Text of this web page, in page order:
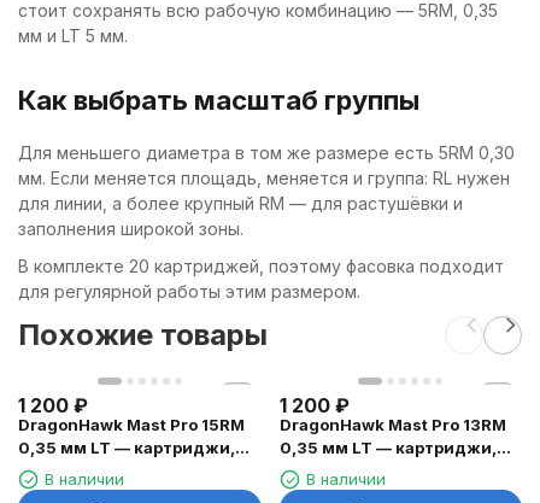
стоит сохранять всю рабочую комбинацию — 5RM, 0,35
мм и LT 5 мм.
Как выбрать масштаб группы
Для меньшего диаметра в том же размере есть 5RM 0,30
мм. Если меняется площадь, меняется и группа: RL нужен
для линии, а более крупный RM — для растушёвки и
заполнения широкой зоны.
В комплекте 20 картриджей, поэтому фасовка подходит
для регулярной работы этим размером.
Похожие товары
1 200 ₽
DragonHawk Mast Pro 15RM
0,35 мм LT — картриджи,
20 шт.В наличии
1 200 ₽
DragonHawk Mast Pro 13RM
0,35 мм LT — картриджи,
20 шт.В наличии